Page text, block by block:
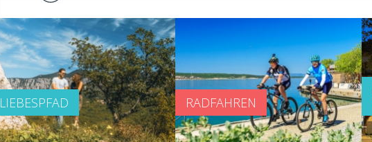
LIEBESPFAD RADFAHREN